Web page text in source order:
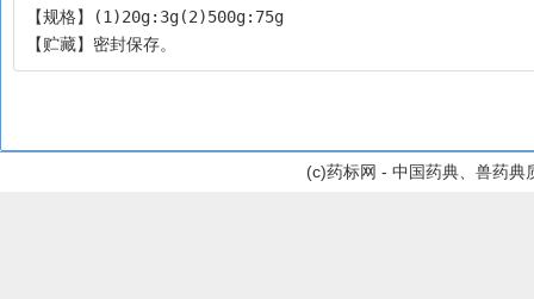
【规格】(1)20g:3g(2)500g:75g
【贮藏】密封保存。
(c)药标网 - 中国药典、兽药典